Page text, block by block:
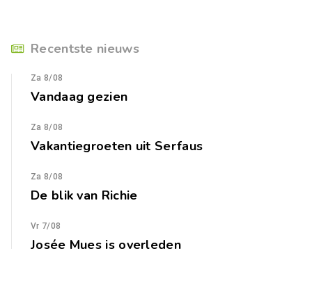
Recentste nieuws
Za 8/08
Vandaag gezien
Za 8/08
Vakantiegroeten uit Serfaus
Za 8/08
De blik van Richie
Vr 7/08
Josée Mues is overleden